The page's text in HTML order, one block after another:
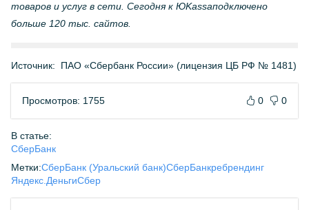
товаров и услуг в сети. Сегодня к ЮKassaподключено
больше 120 тыс. сайтов.
Источник: ПАО «Сбербанк России» (лицензия ЦБ РФ № 1481)
Просмотров: 1755 0 0
В статье:
СберБанк
Метки:СберБанк (Уральский банк)СберБанкребрендинг
Яндекс.ДеньгиСбер